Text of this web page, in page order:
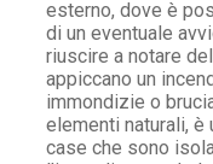
esterno, dove è
di un eventuale
riuscire a notare
appiccano un
immondizie o
elementi naturali,
case che sono